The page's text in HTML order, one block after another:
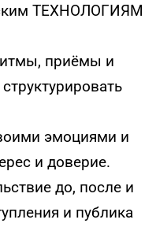
ТЕХНОЛОГИЯМ
приёмы и
эмоциями и
и доверие.
до, после и
и публика